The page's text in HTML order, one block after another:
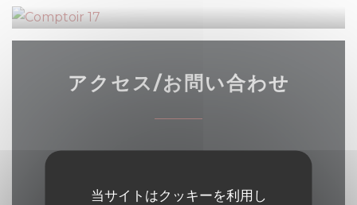
当サイトはクッキーを利用し
アクセス/お問い合わせ
((新しいウィ
069 84 30 35